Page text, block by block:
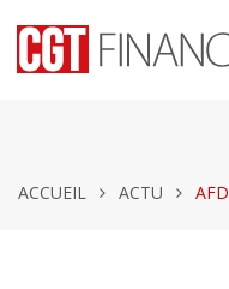
ACCUEIL ACTU